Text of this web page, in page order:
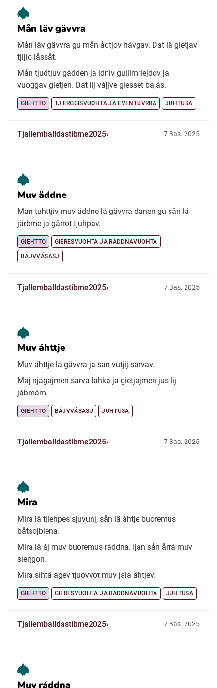
Mån läv gävvra
Mån läv gävvra gu mån ådtjov hávgav. Dat lä gietjav
tjijlo låssåt.
Mån tjudtjuv gádden ja idniv gullimriejdov ja
vuoggav gietjen. Dat lij vájjve giesset bajás.
GIEHTTO TJIERGGISVUOHTA JA EVENTUVRRA JUHTUSA
Tjallemballdastibme2025 7 Bas. 2025
Muv äddne
Mån tuhttjiv muv äddne lä gävvra danen gu sån lä
järbme ja gårrot tjuhpav.
GIEHTTO GIERESVUOHTA JA RÁDDNAVUOHTA
BÄJVVÁSASJ
Tjallemballdastibme2025 7 Bas. 2025
Muv áhttje
Muv áhttje lä gävvra ja sån vutjij sarvav.
Måj njagajmen sarva lahka ja gietjajmen jus lij
jábmám.
GIEHTTO BÄJVVÁSASJ JUHTUSA
Tjallemballdastibme2025 7 Bas. 2025
Mira
Mira lä tjiehpes sjuvunj, sån lä áhtje buoremus
båtsojbiena.
Mira lä áj muv buoremus ráddna. Ijan sån årrá muv
sieŋgon.
Mira sihtá agev tjuovvot muv jala áhtjev.
GIEHTTO GIERESVUOHTA JA RÁDDNAVUOHTA JUHTUSA
Tjallemballdastibme2025 7 Bas. 2025
Muv ráddna